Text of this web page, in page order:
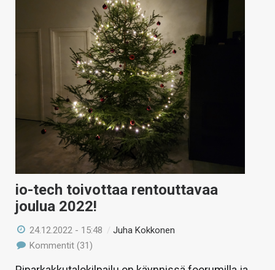
io-tech toivottaa rentouttavaa
joulua 2022!
24.12.2022 - 15:48 /Juha Kokkonen
Kommentit (31)